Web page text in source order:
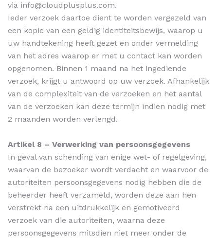
via info@cloudplusplus.com.
Ieder verzoek daartoe dient te worden vergezeld van
een kopie van een geldig identiteitsbewijs, waarop u
uw handtekening heeft gezet en onder vermelding
van het adres waarop er met u contact kan worden
opgenomen. Binnen 1 maand na het ingediende
verzoek, krijgt u antwoord op uw verzoek. Afhankelijk
van de complexiteit van de verzoeken en het aantal
van de verzoeken kan deze termijn indien nodig met
2 maanden worden verlengd.
Artikel 8 – Verwerking van persoonsgegevens
In geval van schending van enige wet- of regelgeving,
waarvan de bezoeker wordt verdacht en waarvoor de
autoriteiten persoonsgegevens nodig hebben die de
beheerder heeft verzameld, worden deze aan hen
verstrekt na een uitdrukkelijk en gemotiveerd
verzoek van die autoriteiten, waarna deze
persoonsgegevens mitsdien niet meer onder de